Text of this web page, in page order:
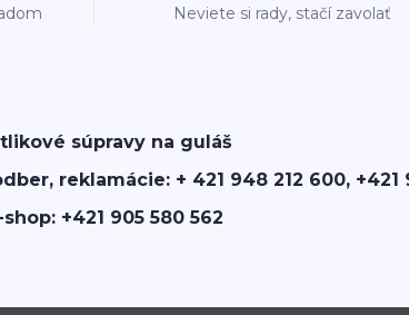
Neviete si rady, stačí zavolať
súpravy na guláš
reklamácie: + 421 948 212 600, +421
+421 905 580 562